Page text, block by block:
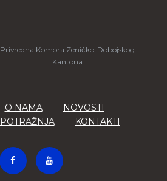
Privredna Komora Zeničko-Dobojskog
Kantona
O NAMA
NOVOSTI
POTRAŽNJA KONTAKTI